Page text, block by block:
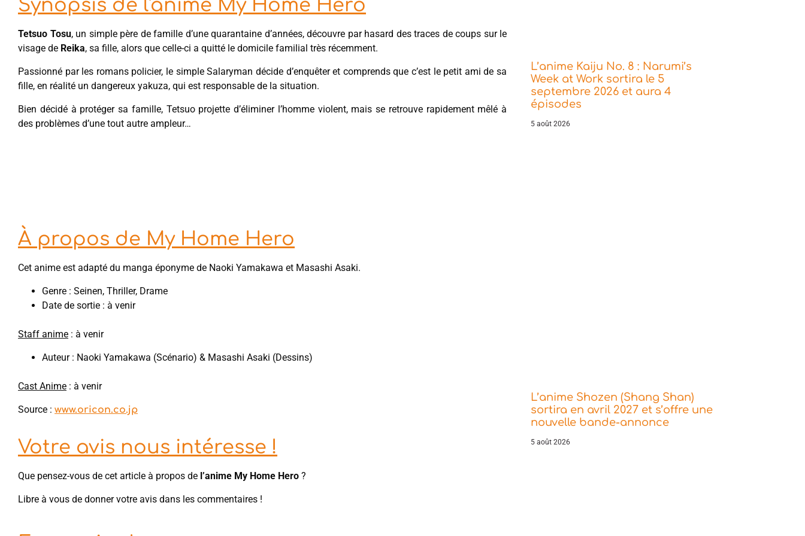
Synopsis de l'anime My Home Hero
Tetsuo Tosu, un simple père de famille d’une quarantaine d’années, découvre par hasard des traces de coups sur le
visage de Reika, sa fille, alors que celle-ci a quitté le domicile familial très récemment.
Passionné par les romans policier, le simple Salaryman décide d’enquêter et comprends que c’est le petit ami de sa
fille, en réalité un dangereux yakuza, qui est responsable de la situation.
Bien décidé à protéger sa famille, Tetsuo projette d’éliminer l’homme violent, mais se retrouve rapidement mêlé à
des problèmes d’une tout autre ampleur…
À propos de My Home Hero
Cet anime est adapté du manga éponyme de Naoki Yamakawa et Masashi Asaki.
Genre : Seinen, Thriller, Drame
Date de sortie : à venir
Staff anime : à venir
Auteur : Naoki Yamakawa (Scénario) & Masashi Asaki (Dessins)
Cast Anime : à venir
Source : www.oricon.co.jp
Votre avis nous intéresse !
Que pensez-vous de cet article à propos de l’anime My Home Hero ?
Libre à vous de donner votre avis dans les commentaires !
L’anime Kaiju No. 8 : Narumi’s
Week at Work sortira le 5
septembre 2026 et aura 4
épisodes
5 août 2026
L’anime Shozen (Shang Shan)
sortira en avril 2027 et s’offre une
nouvelle bande-annonce
5 août 2026